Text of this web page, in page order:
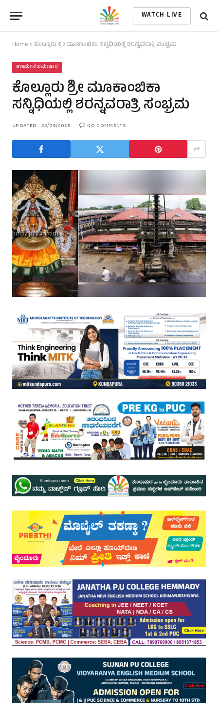
WATCH LIVE
Home »ಕೊಲ್ಲೂರು ಶ್ರೀ ಮೂಕಾಂಬಿಕಾ ಸನ್ನಿಧಿಯಲ್ಲಿ ಶರನ್ನವರಾತ್ರಿ ಸಂಭ್ರಮ
ಊರ್ಮನೆ ಸಮಾಚಾರ
ಕೊಲ್ಲೂರು ಶ್ರೀ ಮೂಕಾಂಬಿಕಾ
ಸನ್ನಿಧಿಯಲ್ಲಿ ಶರನ್ನವರಾತ್ರಿ ಸಂಭ್ರಮ
UPDATED: 22/09/2025 NO COMMENTS